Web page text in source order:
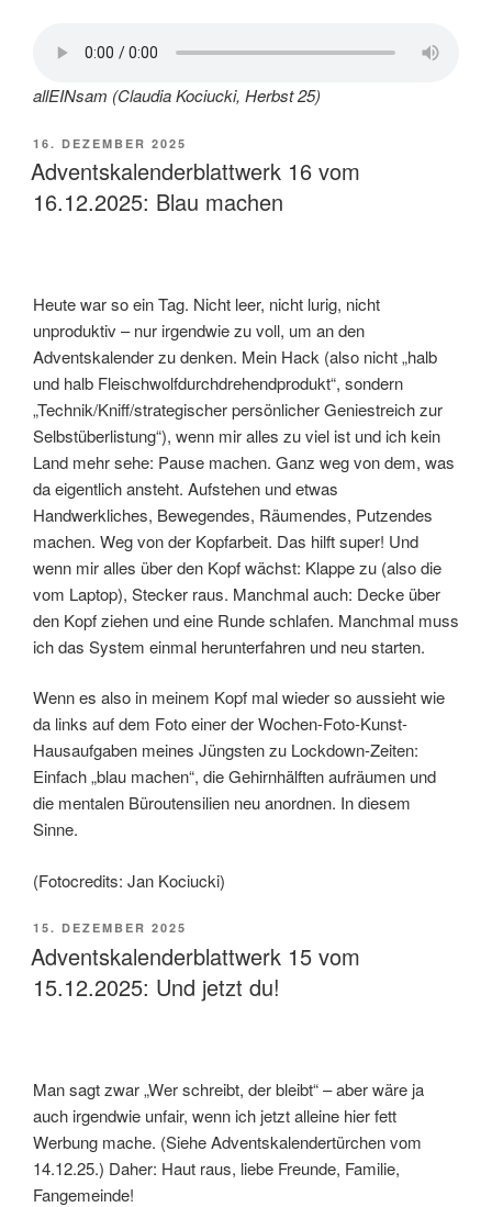
allEINsam (Claudia Kociucki, Herbst 25)
VERÖFFENTLICHT
AM
16. DEZEMBER 2025
Adventskalenderblattwerk 16 vom
16.12.2025: Blau machen
Heute war so ein Tag. Nicht leer, nicht lurig, nicht
unproduktiv – nur irgendwie zu voll, um an den
Adventskalender zu denken. Mein Hack (also nicht „halb
und halb Fleischwolfdurchdrehendprodukt“, sondern
„Technik/Kniff/strategischer persönlicher Geniestreich zur
Selbstüberlistung“), wenn mir alles zu viel ist und ich kein
Land mehr sehe: Pause machen. Ganz weg von dem, was
da eigentlich ansteht. Aufstehen und etwas
Handwerkliches, Bewegendes, Räumendes, Putzendes
machen. Weg von der Kopfarbeit. Das hilft super! Und
wenn mir alles über den Kopf wächst: Klappe zu (also die
vom Laptop), Stecker raus. Manchmal auch: Decke über
den Kopf ziehen und eine Runde schlafen. Manchmal muss
ich das System einmal herunterfahren und neu starten.
Wenn es also in meinem Kopf mal wieder so aussieht wie
da links auf dem Foto einer der Wochen-Foto-Kunst-
Hausaufgaben meines Jüngsten zu Lockdown-Zeiten:
Einfach „blau machen“, die Gehirnhälften aufräumen und
die mentalen Büroutensilien neu anordnen. In diesem
Sinne.
(Fotocredits: Jan Kociucki)
VERÖFFENTLICHT
AM
15. DEZEMBER 2025
Adventskalenderblattwerk 15 vom
15.12.2025: Und jetzt du!
Man sagt zwar „Wer schreibt, der bleibt“ – aber wäre ja
auch irgendwie unfair, wenn ich jetzt alleine hier fett
Werbung mache. (Siehe Adventskalendertürchen vom
14.12.25.) Daher: Haut raus, liebe Freunde, Familie,
Fangemeinde!